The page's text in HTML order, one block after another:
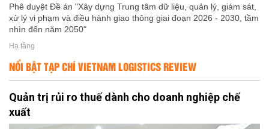
Phê duyệt Đề án "Xây dựng Trung tâm dữ liệu, quản lý, giám sát,
xử lý vi phạm và điều hành giao thông giai đoạn 2026 - 2030, tầm
nhìn đến năm 2050"
Hạ tầng
NỔI BẬT TẠP CHÍ VIETNAM LOGISTICS REVIEW
Quản trị rủi ro thuế dành cho doanh nghiệp chế
xuất